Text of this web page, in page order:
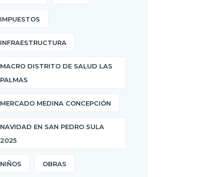
IMPUESTOS
INFRAESTRUCTURA
MACRO DISTRITO DE SALUD LAS
PALMAS
MERCADO MEDINA CONCEPCIÓN
NAVIDAD EN SAN PEDRO SULA
2025
NIÑOS OBRAS